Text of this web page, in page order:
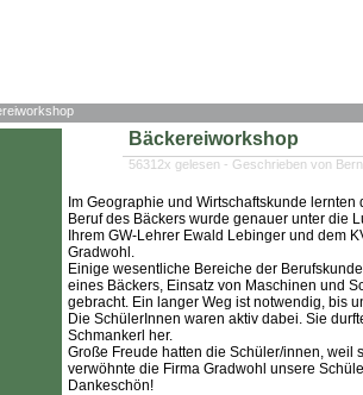
Bäckereiworkshop
56312x gelesen - Geschrieben von
Im Geographie und Wirtschaftskunde
Beruf des Bäckers wurde genauer unter die
Ihrem GW-Lehrer Ewald Lebinger und dem
Gradwohl.
Einige wesentliche Bereiche der
eines Bäckers, Einsatz von Maschinen und
gebracht. Ein langer Weg ist notwendig, bis
Die SchülerInnen waren aktiv dabei. Sie
Schmankerl her.
Große Freude hatten die Schüler/innen, weil
verwöhnte die Firma Gradwohl unsere
Dankeschön!